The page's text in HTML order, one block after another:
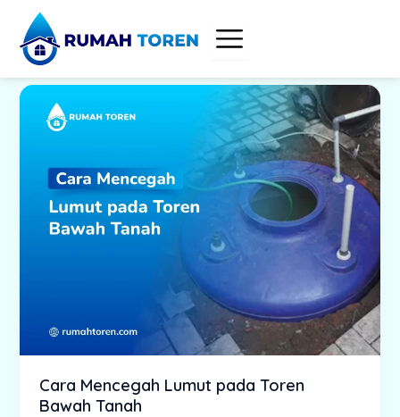
content
Cara Mencegah Lumut pada Toren
Bawah Tanah